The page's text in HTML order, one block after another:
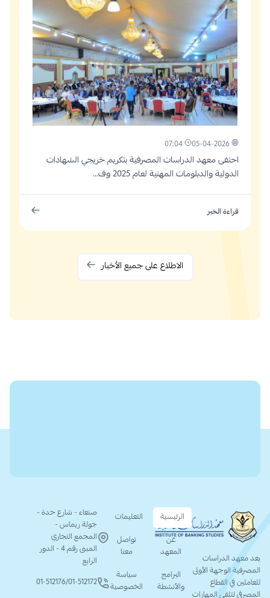
05-04-2026
07:04
احتفى معهد الدراسات المصرفية بتكريم خريجي الشهادات
الدولية والدبلومات المهنية لعام 2025 وف...
قراءة الخبر
الاطلاع على جميع الأخبار
يعد معهد الدراسات
المصرفية الوجهة الأولى
للعاملين في القطاع
المصرفي لتلقي المهارات
الرئيسية
عن
المعهد
البرامج
والأنشطة
التعليمات
تواصل
معنا
سياسة
الخصوصية
صنعاء - شارع حدة -
جولة ريماس -
المجمع التجاري
المبنى رقم 4 - الدور
الرابع
01-512172
/
01-512176